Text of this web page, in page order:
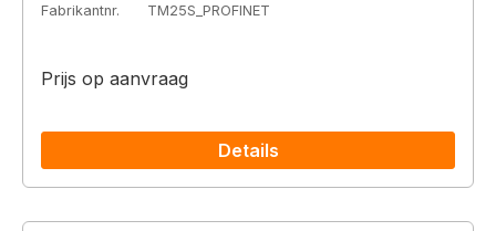
Fabrikantnr.
TM25S_PROFINET
Prijs op aanvraag
Details